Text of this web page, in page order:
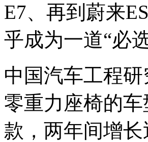
E7、再到蔚来
乎成为一道“必选
中国汽车工程
零重力座椅的
款，两年间增